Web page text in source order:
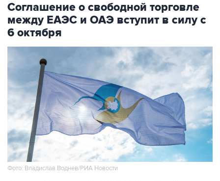
Соглашение о свободной торговле
между ЕАЭС и ОАЭ вступит в силу с
6 октября
Фото: Владислав Воднев/РИА Новости